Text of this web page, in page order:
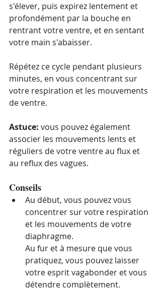
s'élever, puis expirez lentement et
profondément par la bouche en
rentrant votre ventre, et en sentant
votre main s'abaisser.
Répétez ce cycle pendant plusieurs
minutes, en vous concentrant sur
votre respiration et les mouvements
de ventre.
Astuce: vous pouvez également
associer les mouvements lents et
réguliers de votre ventre au flux et
au reflux des vagues.
Conseils
Au début, vous pouvez vous
concentrer sur votre respiration
et les mouvements de votre
diaphragme.
Au fur et à mesure que vous
pratiquez, vous pouvez laisser
votre esprit vagabonder et vous
détendre complètement.